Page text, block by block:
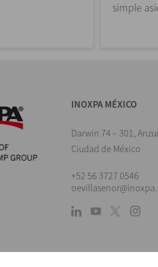
simple
INOXPA MÉXICO
Darwin 74 – 301,
Ciudad de México
+52 56 3727 0546